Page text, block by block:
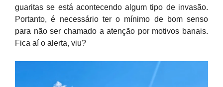
guaritas se está acontecendo algum tipo de invasão.
Portanto, é necessário ter o mínimo de bom senso
para não ser chamado a atenção por motivos banais.
Fica aí o alerta, viu?